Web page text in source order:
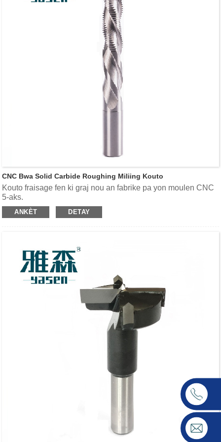
Pou pousantaj manje faz sou routeurs CNC, sant D ak
machin pwen an pwen pou dechire, dimensionnement
panèl, routage modèl ak lòt aplikasyon pou routage.
CNC Bwa Solid Carbide Roughing Miliing Kouto
Kouto fraisage fen ki graj nou an fabrike pa yon moulen CNC
5-aks.
Kouto fraisage fen ki graj ka byen vit retire yon gwo kantite
materyèl.Sa a kouto fraisage fen sèvi ak fòm nan dan tranble
ANKÈT DETAY